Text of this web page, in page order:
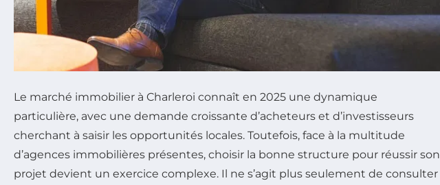
Le marché immobilier à Charleroi connaît en 2025 une dynamique
particulière, avec une demande croissante d’acheteurs et d’investisseurs
cherchant à saisir les opportunités locales. Toutefois, face à la multitude
d’agences immobilières présentes, choisir la bonne structure pour réussir son
projet devient un exercice complexe. Il ne s’agit plus seulement de consulter